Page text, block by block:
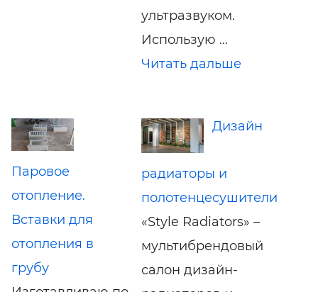
ультразвуком.
Использую ...
Читать дальше
Паровое
отопление.
Вставки для
отопления в
грубу
Дизайн
радиаторы и
полотенцесушители
«Style Radiators» –
мультибрендовый
салон дизайн-